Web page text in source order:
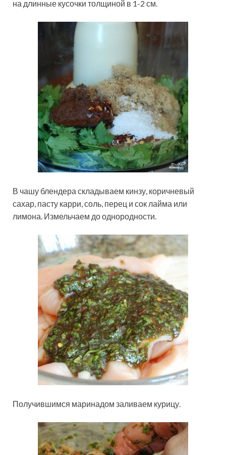
на длинные кусочки толщиной в 1-2 см.
В чашу блендера складываем кинзу, коричневый
сахар, пасту карри, соль, перец и сок лайма или
лимона. Измельчаем до однородности.
Получившимся маринадом заливаем курицу.